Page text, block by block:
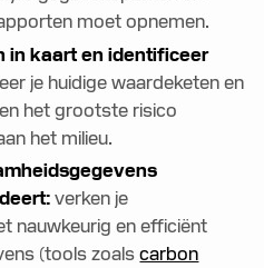
moet opnemen.
in kaart en identificeer
je huidige waardeketen en
het grootste risico
het milieu.
verken je
nauwkeurig en efficiënt
(tools zoalscarbon